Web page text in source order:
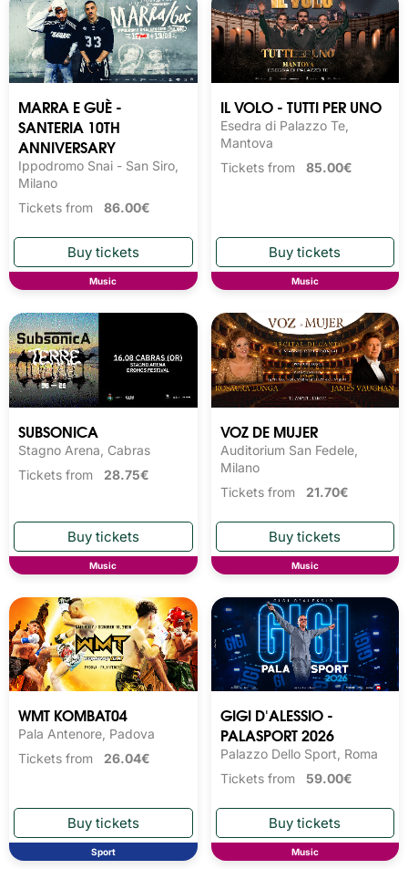
MARRA E GUÈ -
SANTERIA 10TH
ANNIVERSARY
Ippodromo Snai - San Siro,
Milano
Tickets from 86.00€
Music
IL VOLO - TUTTI PER UNO
Esedra di Palazzo Te,
Mantova
Tickets from 85.00€
Music
SUBSONICA
Stagno Arena, Cabras
Tickets from 28.75€
Music
VOZ DE MUJER
Auditorium San Fedele,
Milano
Tickets from 21.70€
Music
WMT KOMBAT04
Pala Antenore, Padova
Tickets from 26.04€
Sport
GIGI D'ALESSIO -
PALASPORT 2026
Palazzo Dello Sport, Roma
Tickets from 59.00€
Music